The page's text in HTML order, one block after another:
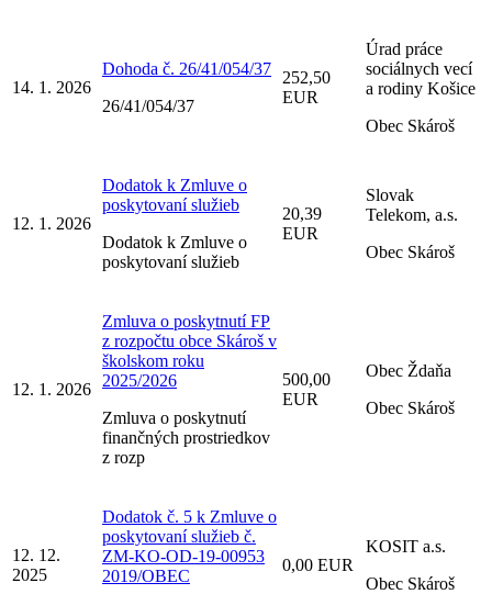
14. 1. 2026
Dohoda č. 26/41/054/37
26/41/054/37
252,50
EUR
Úrad práce
sociálnych vecí
a rodiny Košice
Obec Skároš
12. 1. 2026
Dodatok k Zmluve o
poskytovaní služieb
Dodatok k Zmluve o
poskytovaní služieb
20,39
EUR
Slovak
Telekom, a.s.
Obec Skároš
12. 1. 2026
Zmluva o poskytnutí FP
z rozpočtu obce Skároš v
školskom roku
2025/2026
Zmluva o poskytnutí
finančných prostriedkov
z rozp
500,00
EUR
Obec Ždaňa
Obec Skároš
12. 12.
2025
Dodatok č. 5 k Zmluve o
poskytovaní služieb č.
ZM-KO-OD-19-00953
2019/OBEC
0,00 EUR
KOSIT a.s.
Obec Skároš